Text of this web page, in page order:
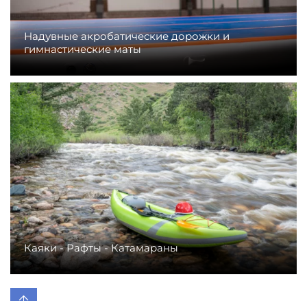
Надувные акробатические дорожки и
гимнастические маты
Каяки - Рафты - Катамараны